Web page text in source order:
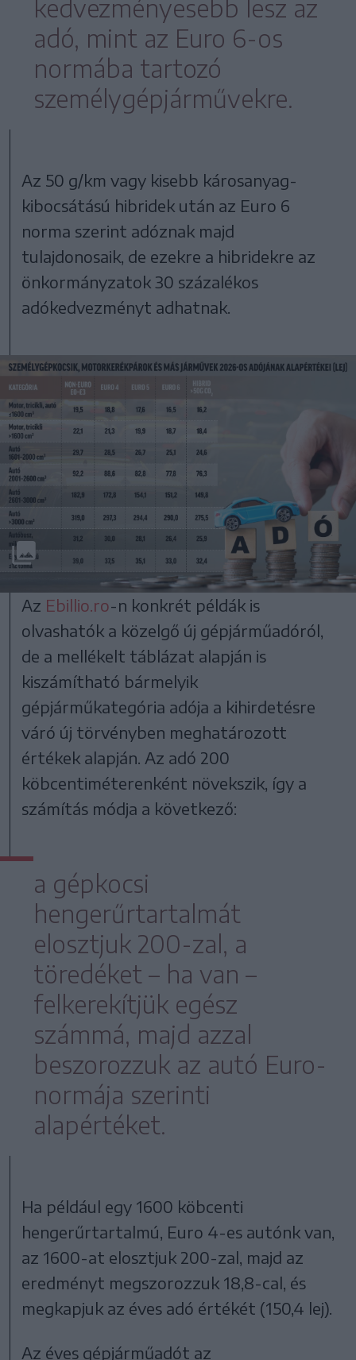
kedvezményesebb lesz az
adó, mint az Euro 6-os
normába tartozó
személygépjárművekre.
Az 50 g/km vagy kisebb károsanyag-
kibocsátású hibridek után az Euro 6
norma szerint adóznak majd
tulajdonosaik, de ezekre a hibridekre az
önkormányzatok 30 százalékos
adókedvezményt adhatnak.
Az Ebillio.ro-n konkrét példák is
olvashatók a közelgő új gépjárműadóról,
de a mellékelt táblázat alapján is
kiszámítható bármelyik
gépjárműkategória adója a kihirdetésre
váró új törvényben meghatározott
értékek alapján. Az adó 200
köbcentiméterenként növekszik, így a
számítás módja a következő:
a gépkocsi
hengerűrtartalmát
elosztjuk 200-zal, a
töredéket – ha van –
felkerekítjük egész
számmá, majd azzal
beszorozzuk az autó Euro-
normája szerinti
alapértéket.
Ha például egy 1600 köbcenti
hengerűrtartalmú, Euro 4-es autónk van,
az 1600-at elosztjuk 200-zal, majd az
eredményt megszorozzuk 18,8-cal, és
megkapjuk az éves adó értékét (150,4 lej).
Az éves gépjárműadót az